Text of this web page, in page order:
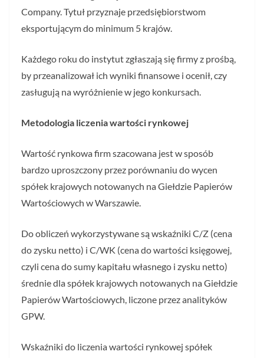
Company. Tytuł przyznaje przedsiębiorstwom
eksportującym do minimum 5 krajów.
Każdego roku do instytut zgłaszają się firmy z prośbą,
by przeanalizował ich wyniki finansowe i ocenił, czy
zasługują na wyróżnienie w jego konkursach.
Metodologia liczenia wartości rynkowej
Wartość rynkowa firm szacowana jest w sposób
bardzo uproszczony przez porównaniu do wycen
spółek krajowych notowanych na Giełdzie Papierów
Wartościowych w Warszawie.
Do obliczeń wykorzystywane są wskaźniki C/Z (cena
do zysku netto) i C/WK (cena do wartości księgowej,
czyli cena do sumy kapitału własnego i zysku netto)
średnie dla spółek krajowych notowanych na Giełdzie
Papierów Wartościowych, liczone przez analityków
GPW.
Wskaźniki do liczenia wartości rynkowej spółek